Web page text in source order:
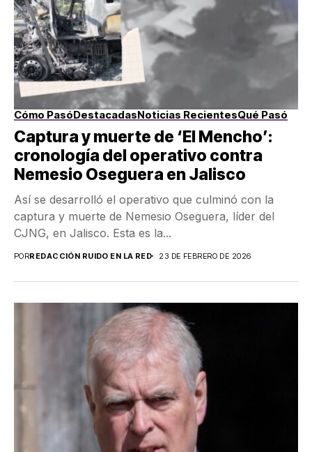
Cómo PasóDestacadasNoticias RecientesQué Pasó
Captura y muerte de ‘El Mencho’:
cronología del operativo contra
Nemesio Oseguera en Jalisco
Así se desarrolló el operativo que culminó con la
captura y muerte de Nemesio Oseguera, líder del
CJNG, en Jalisco. Esta es la...
PORREDACCIÓN RUIDO EN LA RED 23 DE FEBRERO DE 2026